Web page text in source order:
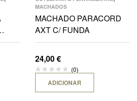
MACHADOS
MACHADO PARACORD
AXT C/ FUNDA
24,00€
(0)
ADICIONAR